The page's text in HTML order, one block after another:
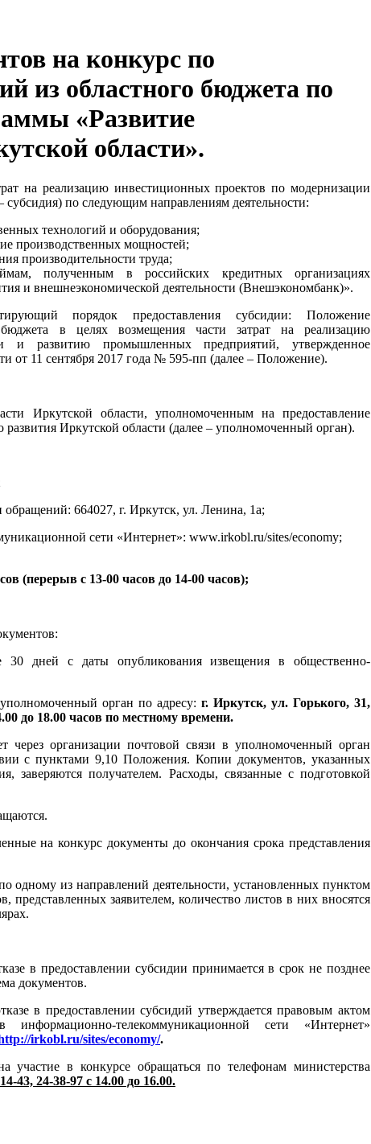
на конкурс по
из областного бюджета по
«Развитие
области».
на реализацию инвестиционных проектов по модернизации
по следующим направлениям деятельности:
технологий и оборудования;
производственных мощностей;
производительности труда;
полученным в российских кредитных организациях
и внешнеэкономической деятельности (Внешэкономбанк)».
порядок предоставления субсидии: Положение
в целях возмещения части затрат на реализацию
и развитию промышленных предприятий, утвержденное
от 11 сентября 2017 года № 595-пп (далее – Положение).
Иркутской области, уполномоченным на предоставление
развития Иркутской области (далее – уполномоченный орган).
664027, г. Иркутск, ул. Ленина, 1а;
сети «Интернет»: www.irkobl.ru/sites/economy;
(перерыв с 13-00 часов до 14-00 часов);
30 дней с даты опубликования извещения в общественно-
орган по адресу: г. Иркутск, ул. Горького, 31,
до 18.00 часов по местному времени.
через организации почтовой связи в уполномоченный орган
с пунктами 9,10 Положения. Копии документов, указанных
получателем. Расходы, связанные с подготовкой
на конкурс документы до окончания срока представления
одному из направлений деятельности, установленных пунктом
заявителем, количество листов в них вносятся
в предоставлении субсидии принимается в срок не позднее
документов.
в предоставлении субсидий утверждается правовым актом
телекоммуникационной сети «Интернет»
irkobl.ru/sites/economy/.
в конкурсе обращаться по телефонам министерства
43, 24-38-97 с 14.00 до 16.00.